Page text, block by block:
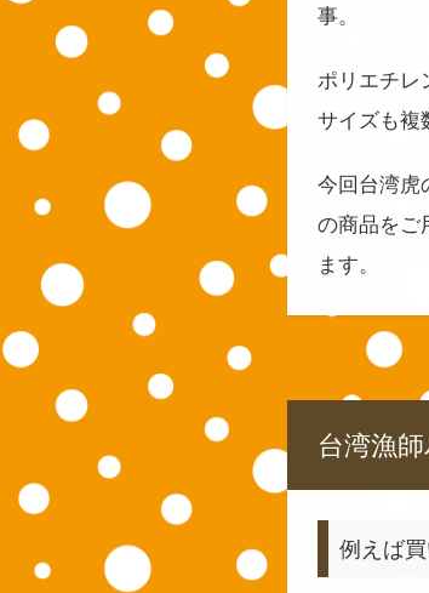
事。
ポリエチレ
サイズも複
今回台湾虎
の商品をご
ます。
台湾漁
例えば